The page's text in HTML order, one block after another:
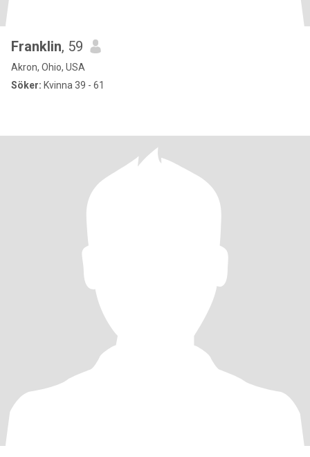
Franklin, 59
Akron, Ohio, USA
Söker: Kvinna 39 - 61